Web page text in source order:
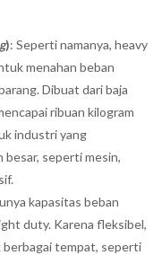
): Seperti namanya, heavy
menahan beban
Dibuat dari baja
ribuan kilogram
industri yang
besar, seperti mesin,
kapasitas beban
duty. Karena fleksibel,
tempat, seperti